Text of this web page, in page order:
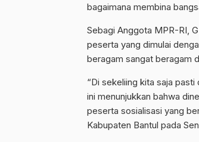
bagaimana membina
Sebagi Anggota MPR-RI,
peserta yang dimulai
beragam sangat beragam
“Di sekeliing kita saja
ini menunjukkan bahwa
peserta sosialisasi yang
Kabupaten Bantul pada